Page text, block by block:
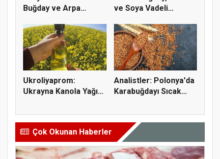
Buğday ve Arpa
ve Soya Vadeli
Ukroliyaprom:
Ukrayna Kanola Yağı
Analistler: Polonya'da
Karabuğdayı Sıcak
Çok Okunan Haberler